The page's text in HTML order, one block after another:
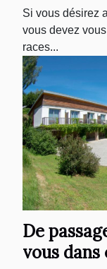
De
vous
Si vous désirez
vous devez
races...